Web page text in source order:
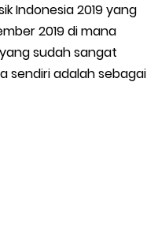
Indonesia 2019 yang
2019 di mana
sudah sangat
sendiri adalah sebagai